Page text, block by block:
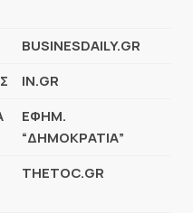
BUSINESDAILY.GR
IN.GR
ΕΦΗΜ.
“ΔΗΜΟΚΡΑΤΙΑ”
THETOC.GR